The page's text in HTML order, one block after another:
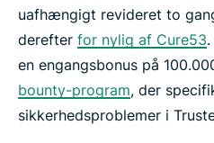
uafhængigt revideret to
derefter for nylig af Cure53
en engangsbonus på
bounty-program, der
sikkerhedsproblemer i